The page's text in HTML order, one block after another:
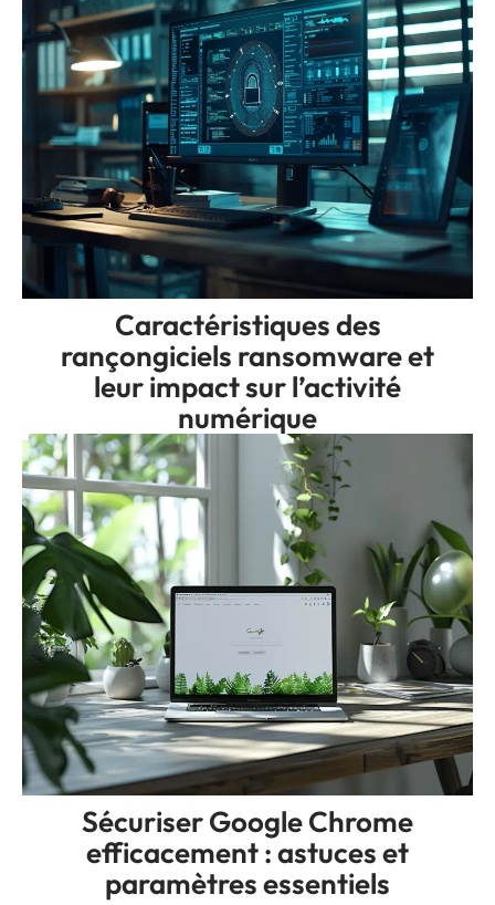
Caractéristiques des
rançongiciels ransomware et
leur impact sur l’activité
numérique
Sécuriser Google Chrome
efficacement : astuces et
paramètres essentiels